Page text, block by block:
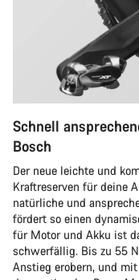
Schnell
Bosch
Der neue leichte und
Kraftreserven für deine
natürliche und
fördert so einen
für Motor und Akku ist
schwerfällig. Bis zu 55
Anstieg erobern, und